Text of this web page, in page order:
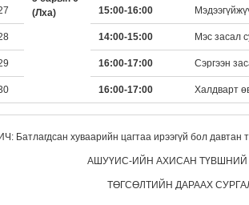
(Лха)
15:00-16:00
14:00-15:00 Мэс засал
16:00-17:00 Сэргээн
16:00-17:00 Халдварт
Батлагдсан хуваарийн цагтаа ирээгүй бол давтан
АШУҮИС-ИЙН АХИСАН ТҮВШНИЙ
ТӨГСӨЛТИЙН ДАРААХ